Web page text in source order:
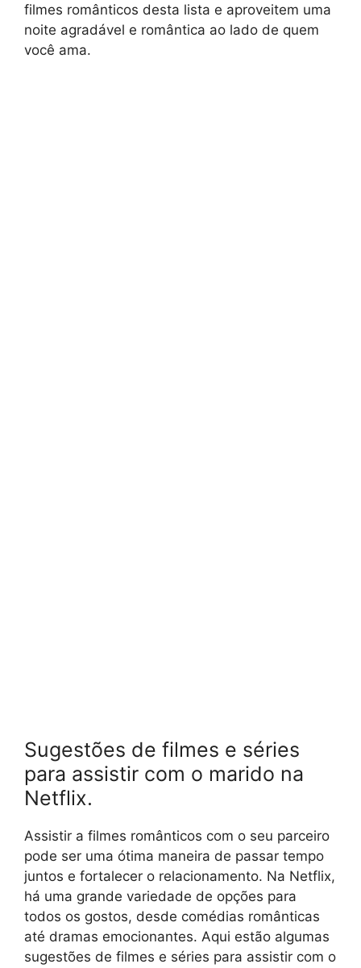
filmes românticos desta lista e aproveitem uma
noite agradável e romântica ao lado de quem
você ama.
Sugestões de filmes e séries
para assistir com o marido na
Netflix.
Assistir a filmes românticos com o seu parceiro
pode ser uma ótima maneira de passar tempo
juntos e fortalecer o relacionamento. Na Netflix,
há uma grande variedade de opções para
todos os gostos, desde comédias românticas
até dramas emocionantes. Aqui estão algumas
sugestões de filmes e séries para assistir com o